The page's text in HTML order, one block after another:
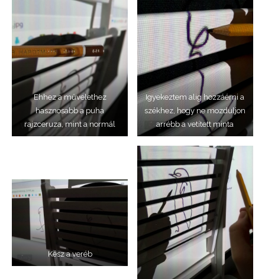
Ehhez a művelethez
hasznosabb a puha
rajzceruza, mint a normál
Igyekeztem alig hozzáérni a
székhez, hogy ne mozduljon
arrébb a vetített minta
Kész a veréb